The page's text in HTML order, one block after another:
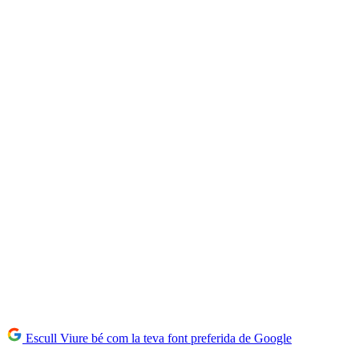
Escull Viure bé com la teva font preferida de Google